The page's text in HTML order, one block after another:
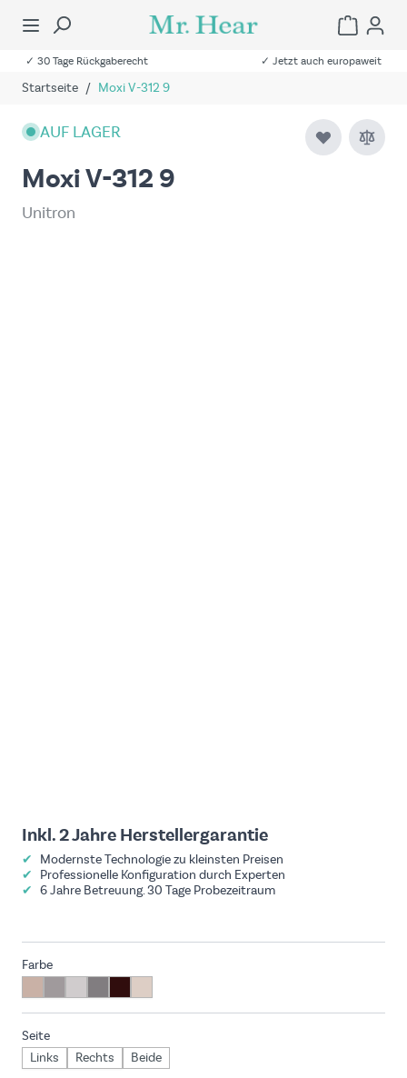
✓ 30 Tage Rückgaberecht ✓ Jetzt auch europaweit
Startseite / Moxi V-312 9
Moxi V-312 9
Unitron
Inkl. 2 Jahre Herstellergarantie
✔
Modernste Technologie zu kleinsten Preisen
✔
Professionelle Konfiguration durch Experten
✔ 6 Jahre Betreuung. 30 Tage Probezeitraum
AUF LAGER
Farbe
Seite
Links
Rechts Beide